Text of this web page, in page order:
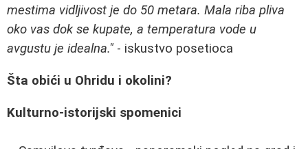
mestima vidljivost je do 50 metara. Mala riba pliva
oko vas dok se kupate, a temperatura vode u
avgustu je idealna." - iskustvo posetioca
Šta obići u Ohridu i okolini?
Kulturno-istorijski spomenici